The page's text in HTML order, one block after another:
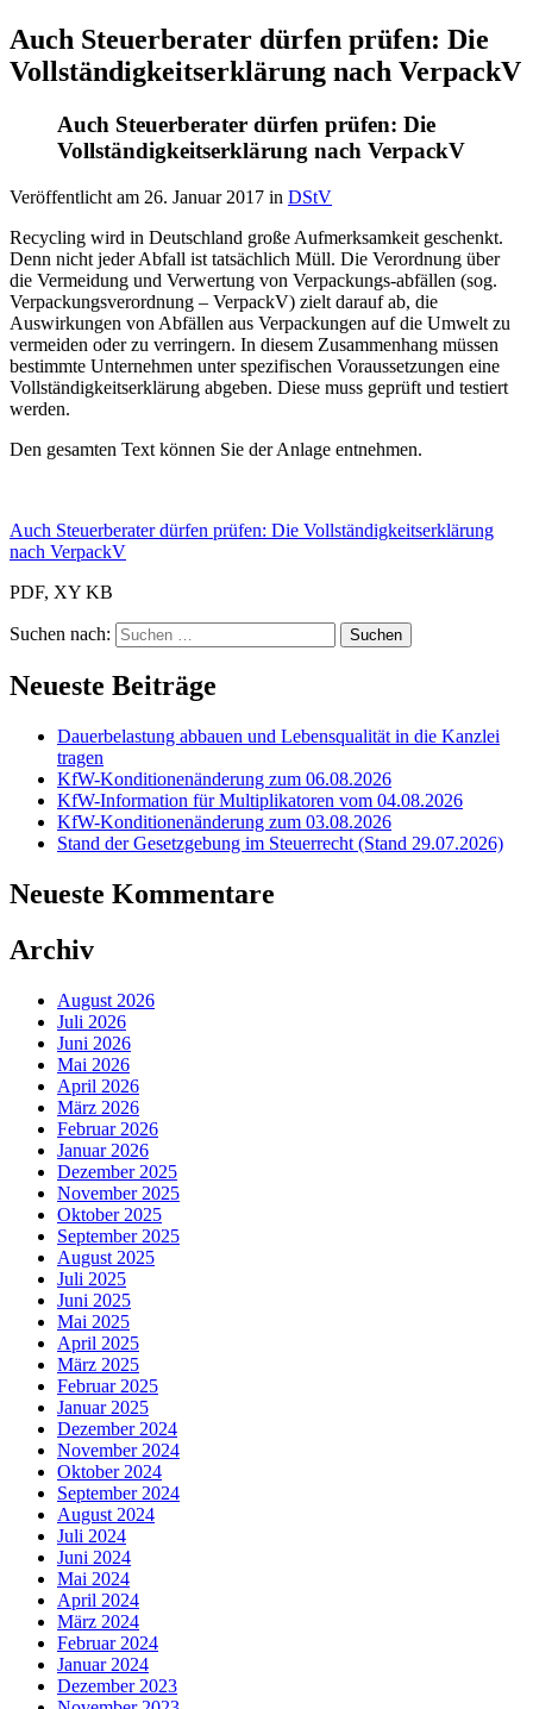
Auch Steuerberater dürfen prüfen: Die
Vollständigkeitserklärung nach VerpackV
Auch Steuerberater dürfen prüfen: Die
Vollständigkeitserklärung nach VerpackV
Veröffentlicht am 26. Januar 2017 in DStV
Recycling wird in Deutschland große Aufmerksamkeit geschenkt.
Denn nicht jeder Abfall ist tatsächlich Müll. Die Verordnung über
die Vermeidung und Verwertung von Verpackungs-abfällen (sog.
Verpackungsverordnung – VerpackV) zielt darauf ab, die
Auswirkungen von Abfällen aus Verpackungen auf die Umwelt zu
vermeiden oder zu verringern. In diesem Zusammenhang müssen
bestimmte Unternehmen unter spezifischen Voraussetzungen eine
Vollständigkeitserklärung abgeben. Diese muss geprüft und testiert
werden.
Den gesamten Text können Sie der Anlage entnehmen.
Auch Steuerberater dürfen prüfen: Die Vollständigkeitserklärung
nach VerpackV
PDF, XY KB
Suchen nach:
Neueste Beiträge
Dauerbelastung abbauen und Lebensqualität in die Kanzlei
tragen
KfW-Konditionenänderung zum 06.08.2026
KfW-Information für Multiplikatoren vom 04.08.2026
KfW-Konditionenänderung zum 03.08.2026
Stand der Gesetzgebung im Steuerrecht (Stand 29.07.2026)
Neueste Kommentare
Archiv
August 2026
Juli 2026
Juni 2026
Mai 2026
April 2026
März 2026
Februar 2026
Januar 2026
Dezember 2025
November 2025
Oktober 2025
September 2025
August 2025
Juli 2025
Juni 2025
Mai 2025
April 2025
März 2025
Februar 2025
Januar 2025
Dezember 2024
November 2024
Oktober 2024
September 2024
August 2024
Juli 2024
Juni 2024
Mai 2024
April 2024
März 2024
Februar 2024
Januar 2024
Dezember 2023